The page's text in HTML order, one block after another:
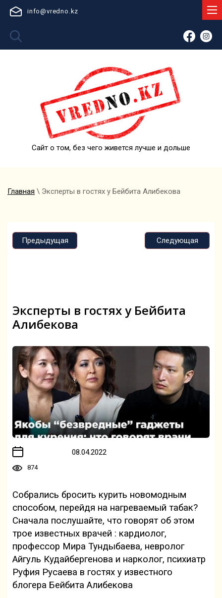
info@vredno.kz
Сайт о том, без чего живется лучше и дольше
Главная \ Эксперты в гостях у Бейбита Алибекова
Предыдущая Следующая
Эксперты в гостях у Бейбита
Алибекова
08.04.2022
874
Собрались бросить курить новомодным
способом, перейдя на нагреваемый табак?
Сначала послушайте, что говорят об этом
трое известных врачей : кардиолог,
профессор Мира Тундыбаева, невролог
Айгуль Кудайбергенова и нарколог, психиатр
Руфия Русаева в гостях у известного
блогера Бейбита Алибекова